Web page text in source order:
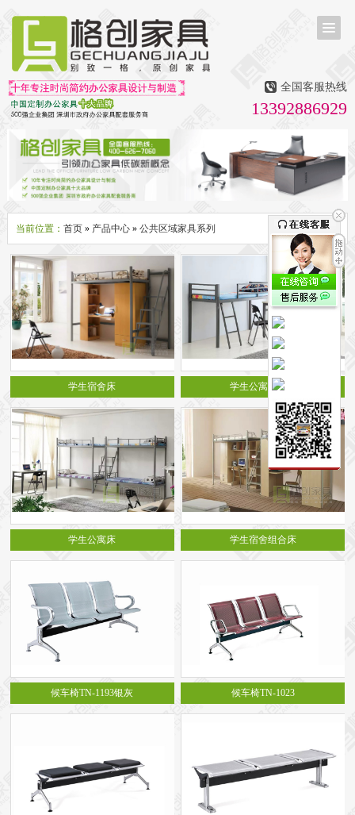
首页
茶台茶桌
多媒体会议室家具
办公屏风隔断系列
办公屏风卡位
高隔断墙 折叠屏风
组合职员台
办公桌系列
会议桌
办公椅系列
休闲椅
老板大班椅 职员办公椅 会议椅
办公沙发|茶几系列
办公沙发
贵宾沙发 茶几
茶水柜
文件柜系列
地柜
装饰柜 副柜 间隔柜 矮柜 实木文件柜 板式文件柜
钢制文件柜
保密文件柜
前台接待系列
前台
接待家具
培训家具系列
培训桌
培训椅
公共区域家具系列
高铁车站候车椅
酒店公寓家具
他们正在使用格创家具
无纸化会议系统案例
办公家具案例
走进格创家具
联系北琛深圳办公家具厂
关于北琛品牌办公家具 企业文化
在线留言
申请友情链接
全国客服热线
13392886929
当前位置： 首页» 产品中心» 公共区域家具系列
学生宿舍床 学生公寓组合床
学生公寓床 学生宿舍组合床
候车椅TN-1193银灰 候车椅TN-1023